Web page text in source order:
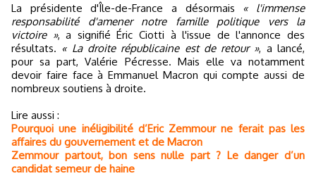
La présidente d'Île-de-France a désormais « l'immense
responsabilité d'amener notre famille politique vers la
victoire », a signifié Éric Ciotti à l'issue de l'annonce des
résultats. « La droite républicaine est de retour », a lancé,
pour sa part, Valérie Pécresse. Mais elle va notamment
devoir faire face à Emmanuel Macron qui compte aussi de
nombreux soutiens à droite.
Lire aussi :
Pourquoi une inéligibilité d’Eric Zemmour ne ferait pas les
affaires du gouvernement et de Macron
Zemmour partout, bon sens nulle part ? Le danger d’un
candidat semeur de haine